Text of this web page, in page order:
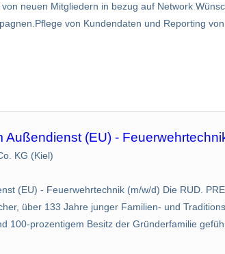
neuen Mitgliedern in bezug auf Network
von Kundendaten und Reporting von
Außendienst (EU) -
KG (Kiel)
(EU) - Feuerwehrtechnik (m/w/d) Die RUD.
über 133 Jahre junger Familien- und
100-prozentigem Besitz der Gründerfamilie